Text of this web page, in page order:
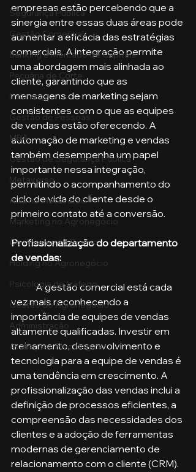
Segurança Publica
Gestão Comercial
Banking e Mercado de Capitais
Pecuária de Corte
Liderança
Gestão de Pessoas
MBA
Gestão de Segurança Publica
Metaverso
Aula no Metaverso
Marketing no Agronegócio
Confinamento Bovino
Holding no Agronegócio
Psicologia de tráfego
Gestão do Agronegócio
Administração
Avaliações Psicológicas
empresas estão percebendo que a
sinergia entre essas duas áreas pode
aumentar a eficácia das estratégias
comerciais. A integração permite
uma abordagem mais alinhada ao
cliente, garantindo que as
mensagens de marketing sejam
consistentes com o que as equipes
de vendas estão oferecendo. A
automação de marketing e vendas
também desempenha um papel
importante nessa integração,
permitindo o acompanhamento do
ciclo de vida do cliente desde o
primeiro contato até a conversão.
Profissionalização do departamento
de vendas:
	A gestão comercial está cada
vez mais reconhecendo a
importância de equipes de vendas
altamente qualificadas. Investir em
treinamento, desenvolvimento e
tecnologia para a equipe de vendas é
uma tendência em crescimento. A
profissionalização das vendas inclui a
definição de processos eficientes, a
compreensão das necessidades dos
clientes e a adoção de ferramentas
modernas de gerenciamento de
relacionamento com o cliente (CRM).